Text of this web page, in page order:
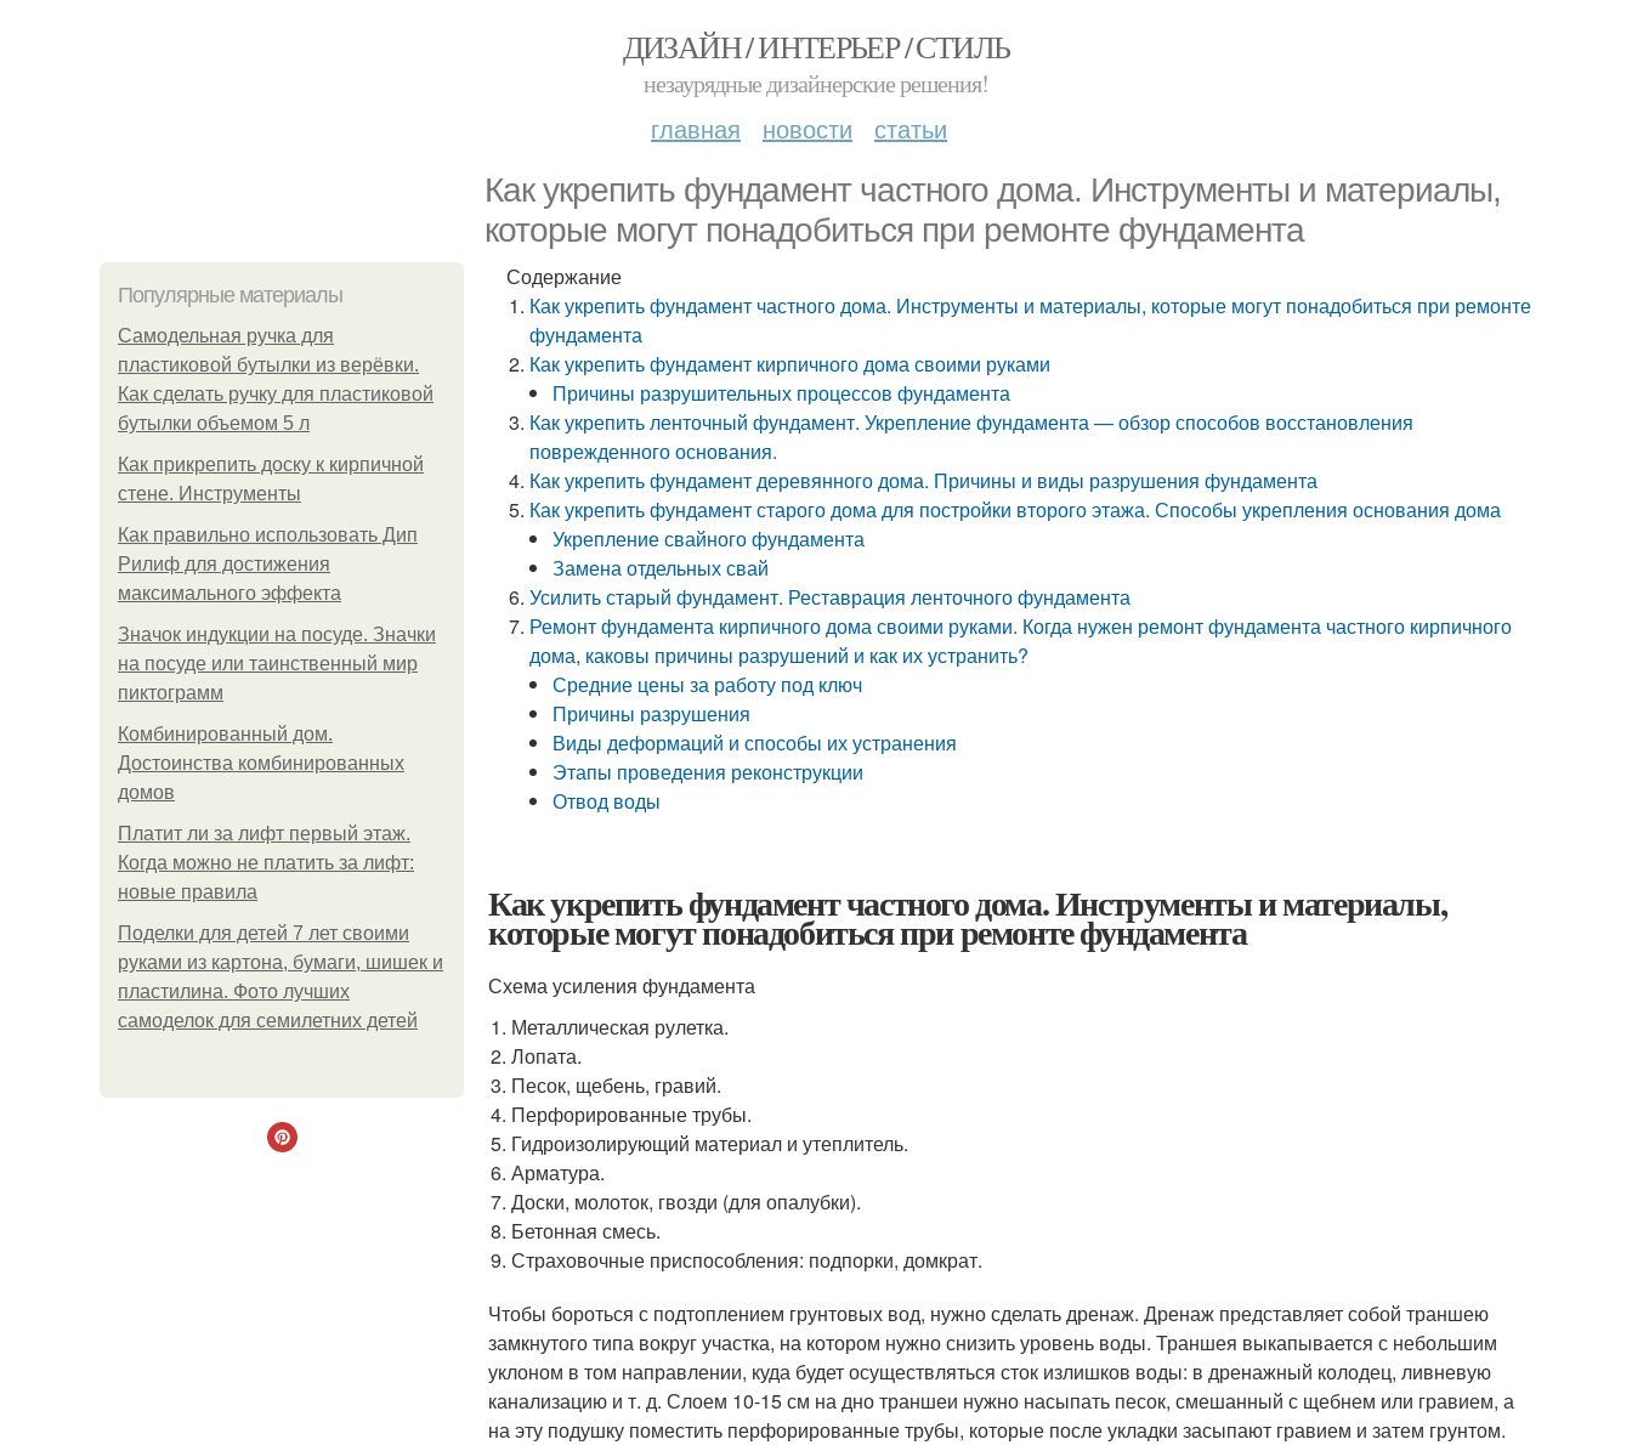
ДИЗАЙН / ИНТЕРЬЕР / СТИЛЬ
незаурядные дизайнерские решения!
главная новости статьи
Как укрепить фундамент частного дома. Инструменты и материалы,
которые могут понадобиться при ремонте фундамента
Популярные материалы
Самодельная ручка для
пластиковой бутылки из верёвки.
Как сделать ручку для пластиковой
бутылки объемом 5 л
Как прикрепить доску к кирпичной
стене. Инструменты
Как правильно использовать Дип
Рилиф для достижения
максимального эффекта
Значок индукции на посуде. Значки
на посуде или таинственный мир
пиктограмм
Комбинированный дом.
Достоинства комбинированных
домов
Платит ли за лифт первый этаж.
Когда можно не платить за лифт:
новые правила
Поделки для детей 7 лет своими
руками из картона, бумаги, шишек и
пластилина. Фото лучших
самоделок для семилетних детей
Содержание
Как укрепить фундамент частного дома. Инструменты и материалы, которые могут понадобиться при ремонте
фундамента
Как укрепить фундамент кирпичного дома своими руками
Причины разрушительных процессов фундамента
Как укрепить ленточный фундамент. Укрепление фундамента — обзор способов восстановления
поврежденного основания.
Как укрепить фундамент деревянного дома. Причины и виды разрушения фундамента
Как укрепить фундамент старого дома для постройки второго этажа. Способы укрепления основания дома
Укрепление свайного фундамента
Замена отдельных свай
Усилить старый фундамент. Реставрация ленточного фундамента
Ремонт фундамента кирпичного дома своими руками. Когда нужен ремонт фундамента частного кирпичного
дома, каковы причины разрушений и как их устранить?
Средние цены за работу под ключ
Причины разрушения
Виды деформаций и способы их устранения
Этапы проведения реконструкции
Отвод воды
Как укрепить фундамент частного дома. Инструменты и материалы,
которые могут понадобиться при ремонте фундамента
Схема усиления фундамента
Металлическая рулетка.
Лопата.
Песок, щебень, гравий.
Перфорированные трубы.
Гидроизолирующий материал и утеплитель.
Арматура.
Доски, молоток, гвозди (для опалубки).
Бетонная смесь.
Страховочные приспособления: подпорки, домкрат.
Чтобы бороться с подтоплением грунтовых вод, нужно сделать дренаж. Дренаж представляет собой траншею
замкнутого типа вокруг участка, на котором нужно снизить уровень воды. Траншея выкапывается с небольшим
уклоном в том направлении, куда будет осуществляться сток излишков воды: в дренажный колодец, ливневую
канализацию и т. д. Слоем 10-15 см на дно траншеи нужно насыпать песок, смешанный с щебнем или гравием, а
на эту подушку поместить перфорированные трубы, которые после укладки засыпают гравием и затем грунтом.